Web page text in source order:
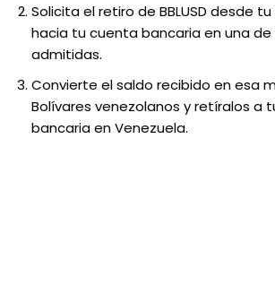
Solicita el retiro de BBLUSD desde
hacia tu cuenta bancaria en una
admitidas.
Convierte el saldo recibido en esa
Bolívares venezolanos y retíralos a
bancaria en Venezuela.